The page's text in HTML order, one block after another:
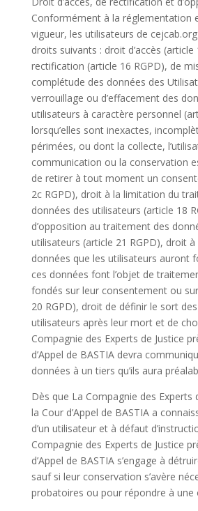
Conformément à la réglementation
vigueur, les utilisateurs de
droits suivants : droit d’accès (article
rectification (article 16 RGPD), de
complétude des données des
verrouillage ou d’effacement des
utilisateurs à caractère personnel
lorsqu’elles sont inexactes,
périmées, ou dont la collecte,
communication ou la conservation
de retirer à tout moment un
2c RGPD), droit à la limitation du
données des utilisateurs (article 18
d’opposition au traitement des
utilisateurs (article 21 RGPD), droit
données que les utilisateurs auront
ces données font l’objet de
fondés sur leur consentement ou
20 RGPD), droit de définir le sort
utilisateurs après leur mort et de
Compagnie des Experts de Justice
d’Appel de BASTIA devra
données à un tiers qu’ils aura
Dès que La Compagnie des Experts
la Cour d’Appel de BASTIA a
d’un utilisateur et à défaut
Compagnie des Experts de Justice
d’Appel de BASTIA s’engage à
sauf si leur conservation s’avère
probatoires ou pour répondre à une